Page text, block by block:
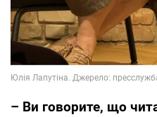
– Ви говорите, що